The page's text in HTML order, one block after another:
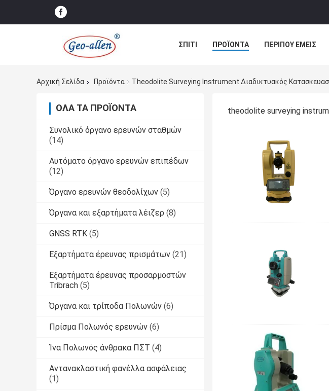
ΣΠΊΤΙ ΠΡΟΪΌΝΤΑ ΠΕΡΊΠΟΥ ΕΜΕΊΣ
Αρχική Σελίδα
Προϊόντα Theodolite Surveying Instrument Διαδικτυακός
ΌΛΑ ΤΑ ΠΡΟΪΌΝΤΑ
Συνολικό όργανο ερευνών σταθμών
(14)
Αυτόματο όργανο ερευνών επιπέδων
(12)
Όργανο ερευνών θεοδολίχων (5)
Όργανα και εξαρτήματα λέιζερ (8)
GNSS RTK (5)
Εξαρτήματα έρευνας πρισμάτων (21)
Εξαρτήματα έρευνας προσαρμοστών
Tribrach (5)
Όργανα και τρίποδα Πολωνών (6)
Πρίσμα Πολωνός ερευνών (6)
Ίνα Πολωνός άνθρακα ΠΣΤ (4)
Αντανακλαστική φανέλλα ασφάλειας
(1)
theodolite surveying